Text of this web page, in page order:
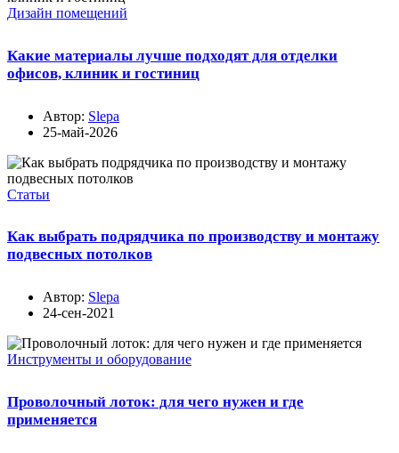
Дизайн помещений
Какие материалы лучше подходят для отделки
офисов, клиник и гостиниц
Автор: Slepa
25-май-2026
Статьи
Как выбрать подрядчика по производству и монтажу
подвесных потолков
Автор: Slepa
24-сен-2021
Инструменты и оборудование
Проволочный лоток: для чего нужен и где
применяется